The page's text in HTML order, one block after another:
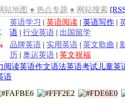
站地图 ● 热点专题 ● 网站搜索
英语学习 | 英语阅读 | 英语写作 |
语 | 行业英语 | 出国留学
品牌英语 | 实用英语 | 英文歌曲 |
历 | 奥运英语 | 英文祝福
阅读英语作文语法英语考试 儿童英
语